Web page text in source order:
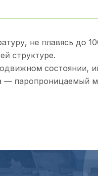
не плавясь до
структуре.
состоянии,
— паропроницаемый